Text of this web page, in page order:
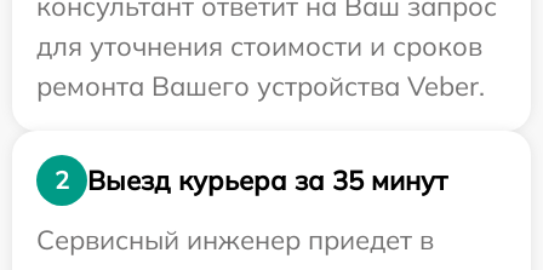
для уточнения стоимости и сроков
ремонта Вашего устройства Veber.
2
Выезд курьера за 35 минут
Сервисный инженер приедет в